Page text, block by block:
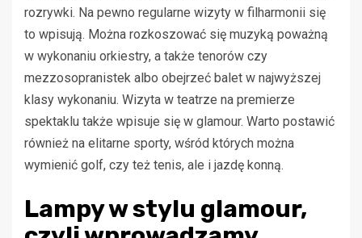
rozrywki. Na pewno regularne wizyty w filharmonii się
to wpisują. Można rozkoszować się muzyką poważną
w wykonaniu orkiestry, a także tenorów czy
mezzosopranistek albo obejrzeć balet w najwyższej
klasy wykonaniu. Wizyta w teatrze na premierze
spektaklu także wpisuje się w glamour. Warto postawić
również na elitarne sporty, wśród których można
wymienić golf, czy też tenis, ale i jazdę konną.
Lampy w stylu glamour,